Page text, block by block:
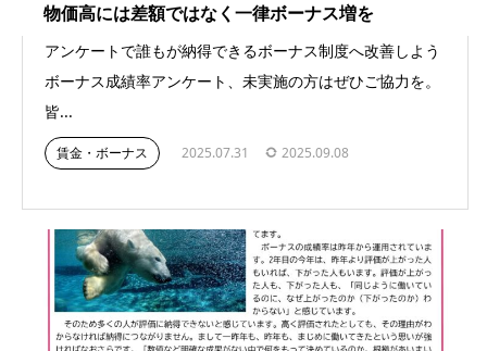
物価高には差額ではなく一律ボーナス増を
アンケートで誰もが納得できるボーナス制度へ改善しよう
ボーナス成績率アンケート、未実施の方はぜひご協力を。
皆...
賃金・ボーナス 2025.07.31 2025.09.08